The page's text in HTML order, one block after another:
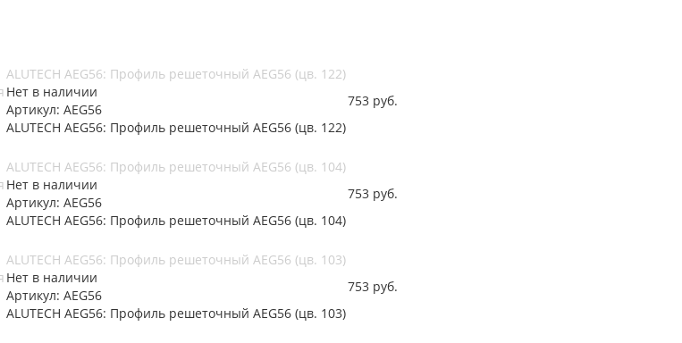
ALUTECH AEG56: Профиль решеточный AEG56 (цв. 122)
Нет в наличии
Артикул: AEG56
ALUTECH AEG56: Профиль решеточный AEG56 (цв. 122)
753 руб.
ALUTECH AEG56: Профиль решеточный AEG56 (цв. 104)
Нет в наличии
Артикул: AEG56
ALUTECH AEG56: Профиль решеточный AEG56 (цв. 104)
753 руб.
ALUTECH AEG56: Профиль решеточный AEG56 (цв. 103)
Нет в наличии
Артикул: AEG56
ALUTECH AEG56: Профиль решеточный AEG56 (цв. 103)
753 руб.